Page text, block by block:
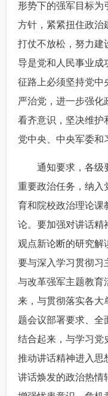
形势下的强军目标为
方针，紧紧扭住政治
打仗不放松，努力建
导是党和人民事业成
征路上必须坚持党中
严治党，进一步强化
看齐意识，坚决维护
党中央、中央军委和
通知要求，各级要
重要政治任务，纳入
育和院校政治理论课
论。要加强对讲话精
观点新论断的研究解
要与深入学习贯彻习
与改革强军主题教育
来，与贯彻落实各大
题会议部署要求、全
结合起来，与学习党
推动讲话精神进入思
讲话焕发的政治热情